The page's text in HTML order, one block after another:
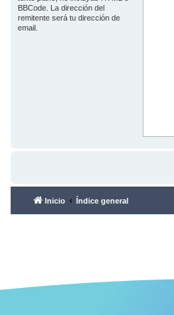
BBCode. La dirección del
remitente será tu dirección de
email.
Inicio Índice general